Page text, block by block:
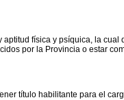
aptitud física y psíquica, la
por la Provincia o estar
título habilitante para el